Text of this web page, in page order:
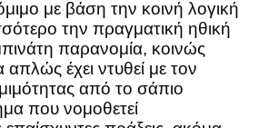
με βάση την κοινή λογική
την πραγματική ηθική
παρανομία, κοινώς
έχει ντυθεί με τον
από το σάπιο
που νομοθετεί